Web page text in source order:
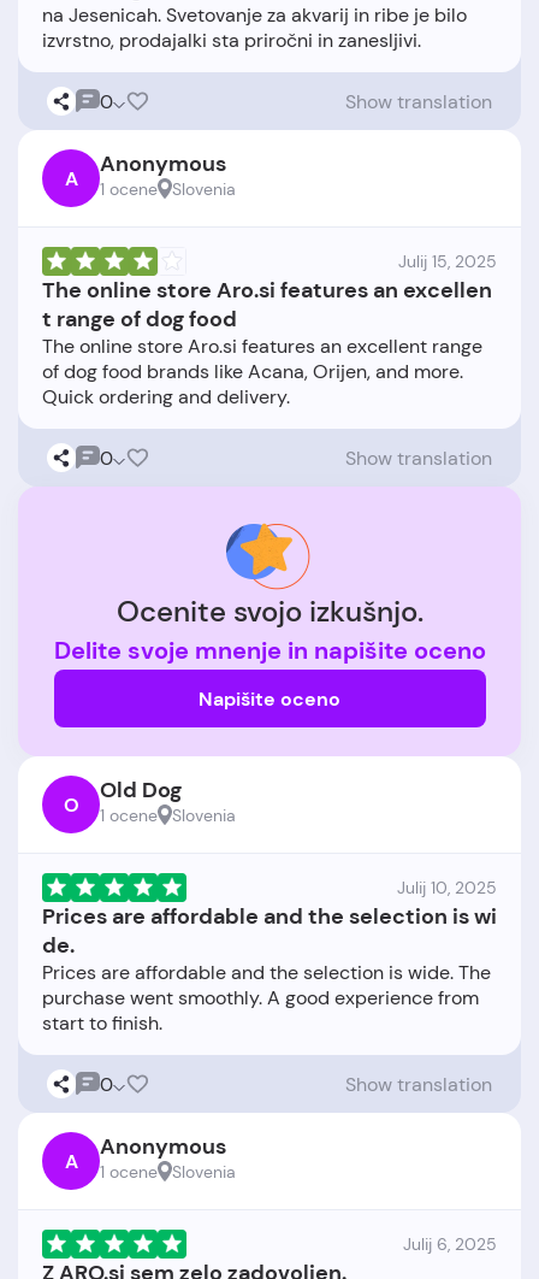
na Jesenicah. Svetovanje za akvarij in ribe je bilo
0 Show translation
A Anonymous
1 ocene Slovenia
Julij 15, 2025
The online store Aro.si features an excellen
t range of dog food
The online store Aro.si features an excellent range
of dog food brands like Acana, Orijen, and more.
0 Show translation
Ocenite svojo izkušnjo.
Delite svoje mnenje in napišite oceno
Napišite oceno
O Old Dog
1 ocene Slovenia
Julij 10, 2025
Prices are affordable and the selection is wi
de.
Prices are affordable and the selection is wide. The
purchase went smoothly. A good experience from
0 Show translation
A Anonymous
1 ocene Slovenia
Julij 6, 2025
Z ARO.si sem zelo zadovoljen.